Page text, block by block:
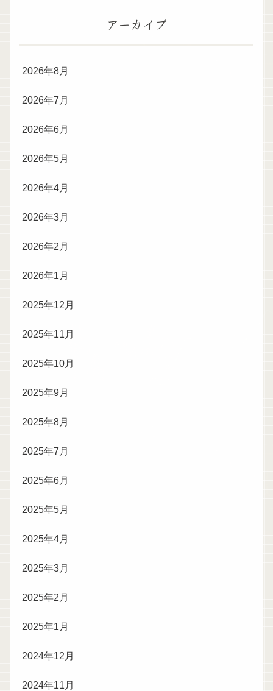
アーカイブ
2026年8月
2026年7月
2026年6月
2026年5月
2026年4月
2026年3月
2026年2月
2026年1月
2025年12月
2025年11月
2025年10月
2025年9月
2025年8月
2025年7月
2025年6月
2025年5月
2025年4月
2025年3月
2025年2月
2025年1月
2024年12月
2024年11月